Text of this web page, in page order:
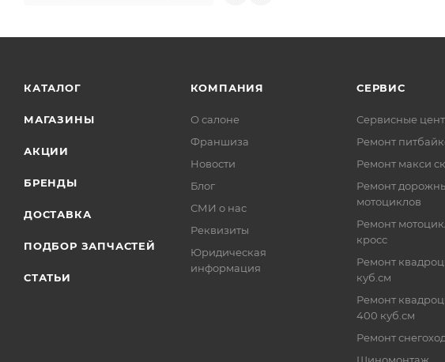
КАТАЛОГ
МАГАЗИНЫ
АКЦИИ
БРЕНДЫ
ДОСТАВКА
ПОДБОР ЗАПЧАСТЕЙ
СТАТЬИ
КОМПАНИЯ
О салоне
Франшиза
Новости
Блог
СМИ о нас
Реквизиты
Юридическая
информация
СЕРВИС
Сервисные
Ремонт
Ремонт макси
Ремонт
мотоциклов
Ремонт
кросс
Ремонт
куб.см
Ремонт
400 куб.см
Ремонт